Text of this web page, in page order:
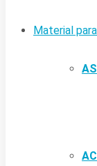
Material